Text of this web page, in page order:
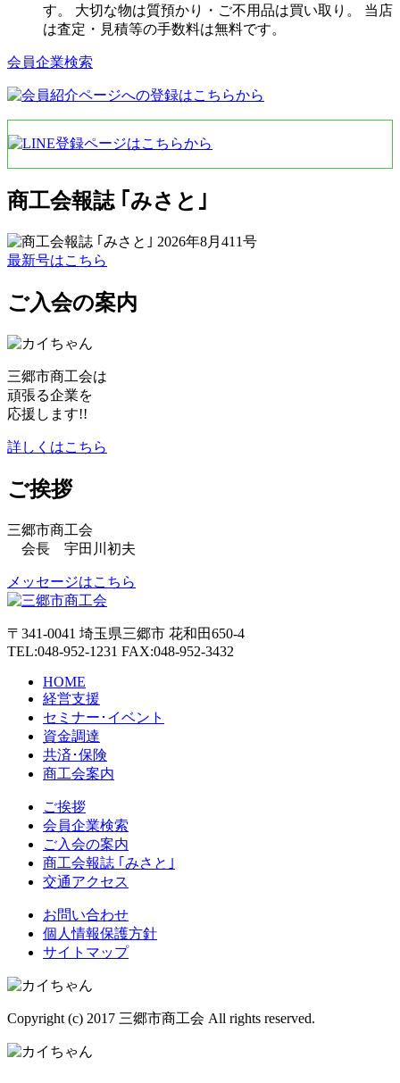
す。 大切な物は質預かり・ご不用品は買い取り。 当店
は査定・見積等の手数料は無料です。
会員企業検索
商工会報誌 ｢みさと｣
最新号はこちら
ご入会の案内
三郷市商工会は
頑張る企業を
応援します!!
詳しくはこちら
ご挨拶
三郷市商工会
会長 宇田川初夫
メッセージはこちら
〒341-0041 埼玉県三郷市 花和田650-4
TEL:048-952-1231 FAX:048-952-3432
HOME
経営支援
セミナー･イベント
資金調達
共済･保険
商工会案内
ご挨拶
会員企業検索
ご入会の案内
商工会報誌 ｢みさと｣
交通アクセス
お問い合わせ
個人情報保護方針
サイトマップ
Copyright (c) 2017 三郷市商工会 All rights reserved.